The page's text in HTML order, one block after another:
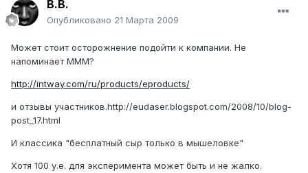
В.В.
Опубликовано 21 Марта 2009
Может стоит осторожнение подойти к компании. Не
напоминает МММ?
http://intway.com/ru/products/eproducts/
и отзывы участников.http://eudaser.blogspot.com/2008/10/blog-
post_17.html
И классика "бесплатный сыр только в мышеловке"
Хотя 100 у.е. для эксперимента может быть и не жалко.